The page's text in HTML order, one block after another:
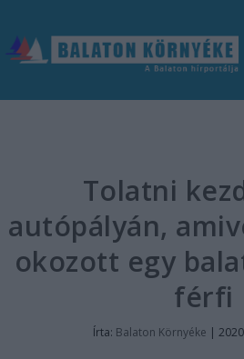
Tolatni
autópályán,
okozott egy
férfi
Írta: Balaton Környéke |